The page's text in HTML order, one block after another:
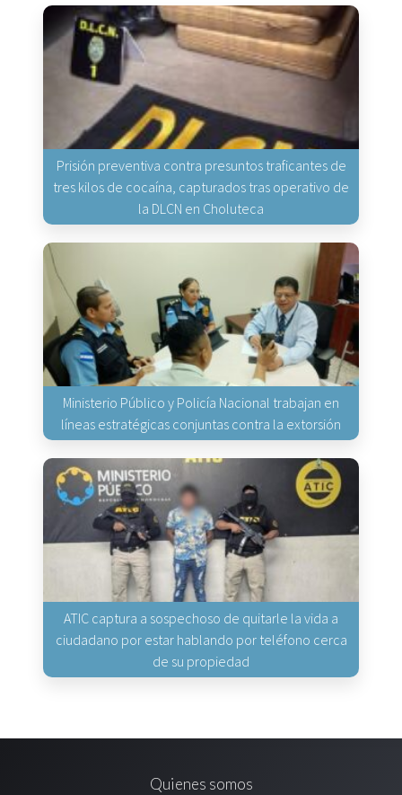
Prisión preventiva contra presuntos traficantes de
tres kilos de cocaína, capturados tras operativo de
la DLCN en Choluteca
Ministerio Público y Policía Nacional trabajan en
líneas estratégicas conjuntas contra la extorsión
ATIC captura a sospechoso de quitarle la vida a
ciudadano por estar hablando por teléfono cerca
de su propiedad
Quienes somos